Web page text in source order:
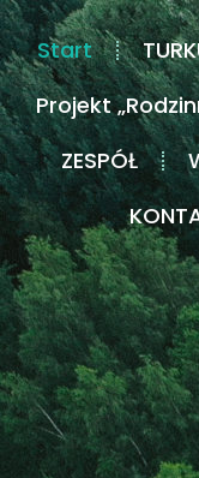
Start
Projekt
ZESPÓŁ